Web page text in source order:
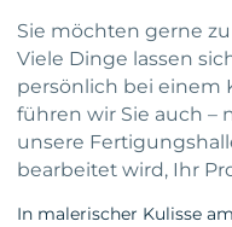
Sie möchten gerne
Viele Dinge lassen
persönlich bei einem
führen wir Sie auch –
unsere
bearbeitet wird, Ihr
In malerischer Kulisse